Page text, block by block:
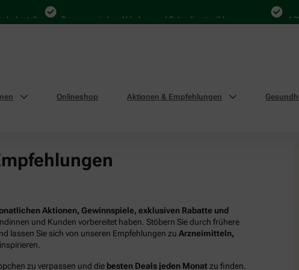
Bequem zwischen Abholung und Botendienst wählen 4.000
Onlineshop Aktionen & Empfehlungen
Aktionen, Gewinnspiele, exklusiven Rabatte und
und Kunden vorbereitet haben. Stöbern Sie durch frühere
lassen Sie sich von unseren Empfehlungen zu Arzneimitteln,
inspirieren.
zu verpassen und die besten Deals jeden Monatzu finden.